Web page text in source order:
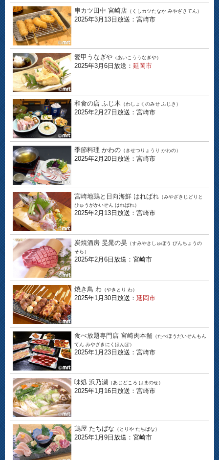
串カツ田中 宮崎店 （くしカツたなか みやざきてん）
2025年3月13日放送：宮崎市
愛甲うなぎや （あいこううなぎや）
2025年3月6日放送： 延岡市
和食の店 ふじ木 （わしょくのみせ ふじき）
2025年2月27日放送：宮崎市
季節料理 かわの （きせつりょうり かわの）
2025年2月20日放送：宮崎市
宮崎地鶏と日向海鮮 はればれ （みやざきじどりと
ひゅうがかいせん はればれ）
2025年2月13日放送：宮崎市
炭焼酒房 旻晁の昊 （すみやきしゅぼう びんちょうの
そら）
2025年2月6日放送：宮崎市
焼き鳥 わ （やきとり わ）
2025年1月30日放送： 延岡市
食べ放題専門店 宮崎肉本舗 （たべほうだいせんもん
てん みやざきにくほんぽ）
2025年1月23日放送：宮崎市
味処 浜乃瀬 （あじどころ はまのせ）
2025年1月16日放送：宮崎市
鶏屋 たちばな （とりや たちばな）
2025年1月9日放送：宮崎市